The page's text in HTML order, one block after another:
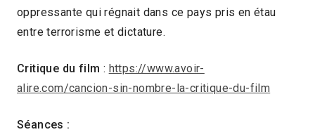
oppressante qui régnait dans ce pays pris en étau
entre terrorisme et dictature.
Critique du film : https://www.avoir-
alire.com/cancion-sin-nombre-la-critique-du-film
Séances :